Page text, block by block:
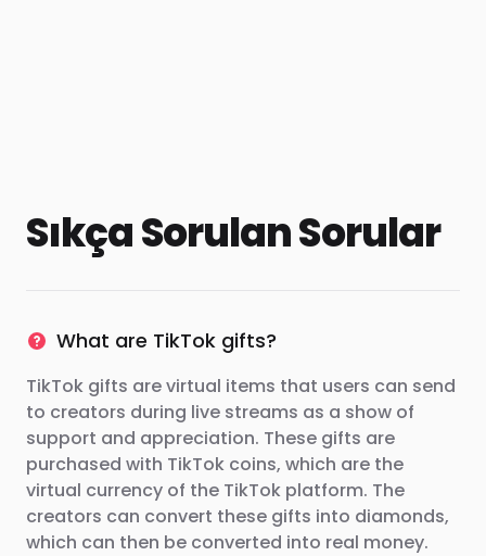
Sıkça Sorulan Sorular
What are TikTok gifts?
TikTok gifts are virtual items that users can send
to creators during live streams as a show of
support and appreciation. These gifts are
purchased with TikTok coins, which are the
virtual currency of the TikTok platform. The
creators can convert these gifts into diamonds,
which can then be converted into real money.